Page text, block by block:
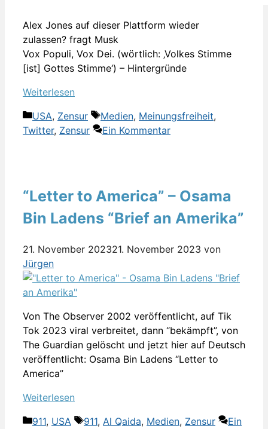
Alex Jones auf dieser Plattform wieder
zulassen? fragt Musk
Vox Populi, Vox Dei. (wörtlich: ‚Volkes Stimme
[ist] Gottes Stimme‘) – Hintergründe
Weiterlesen
Kategorien
USA, Zensur Schlagwörter
Medien, Meinungsfreiheit,
Twitter, Zensur Ein Kommentar
“Letter to America” – Osama
Bin Ladens “Brief an Amerika”
21. November 202321. November 2023 von
Jürgen
Von The Observer 2002 veröffentlicht, auf Tik
Tok 2023 viral verbreitet, dann “bekämpft”, von
The Guardian gelöscht und jetzt hier auf Deutsch
veröffentlicht: Osama Bin Ladens “Letter to
America”
Weiterlesen
Kategorien
911, USA Schlagwörter
911, Al Qaida, Medien, Zensur
Ein